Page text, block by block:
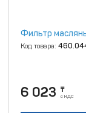
Фильтр
Код товара:
6 023 ₸
с НДС